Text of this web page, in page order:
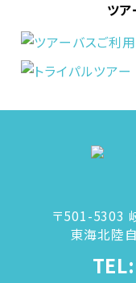
ツア
〒501-5303
東海北陸